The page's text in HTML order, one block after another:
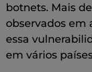
botnets. Mais
observados em
essa
em vários